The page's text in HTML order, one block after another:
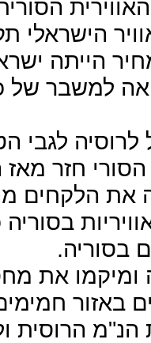
ההגנה האווירית
הישראלי
הייתה
למשבר של
לרוסיה לגבי
הסורי חזר
את הלקחים
בסוריה.
ומיקמו את
באזור
הנ"מ הרוסית